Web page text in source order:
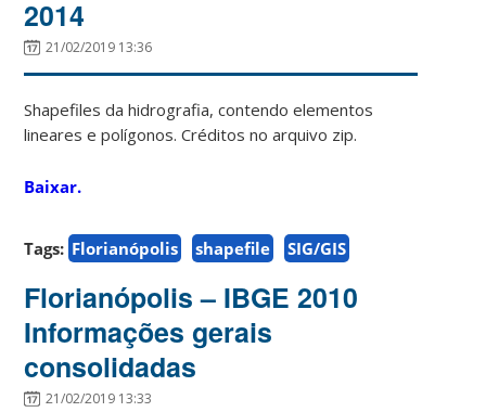
2014
21/02/2019 13:36
Shapefiles da hidrografia, contendo elementos
lineares e polígonos. Créditos no arquivo zip.
Baixar.
Tags: Florianópolis shapefile SIG/GIS
Florianópolis – IBGE 2010
Informações gerais
consolidadas
21/02/2019 13:33